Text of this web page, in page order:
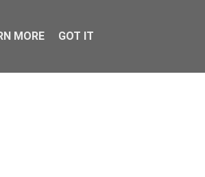
Επικοινωνία Κόσμος
MORE GOT IT